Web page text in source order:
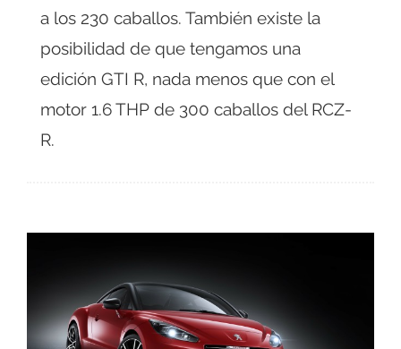
a los 230 caballos. También existe la
posibilidad de que tengamos una
edición GTI R, nada menos que con el
motor 1.6 THP de 300 caballos del RCZ-
R.